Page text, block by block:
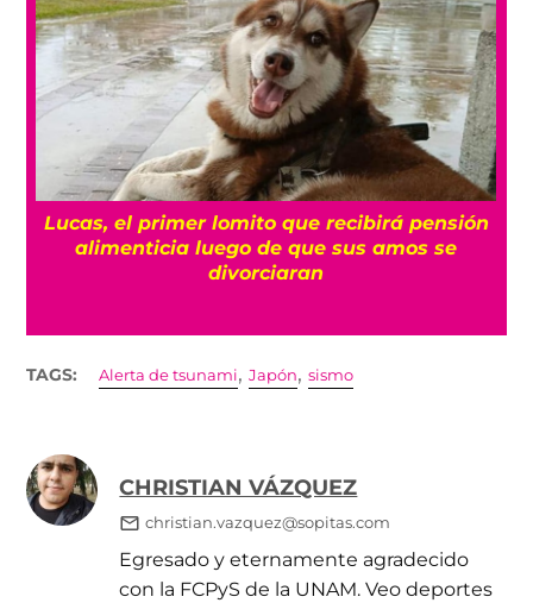
Lucas, el primer lomito que recibirá pensión
alimenticia luego de que sus amos se
divorciaran
TAGS: Alerta de tsunami,Japón,sismo
CHRISTIAN VÁZQUEZ
christian.vazquez@sopitas.com
Egresado y eternamente agradecido
con la FCPyS de la UNAM. Veo deportes